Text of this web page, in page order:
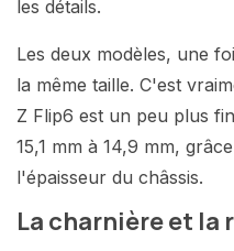
les détails.
Les deux modèles, une
la même taille. C'est
Z Flip6 est un peu plus
15,1 mm à 14,9 mm,
l'épaisseur du châssis.
La charnière et la